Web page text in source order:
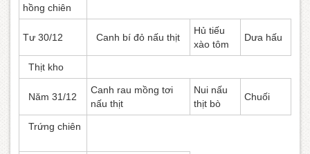
hồng chiên
Tư 30/12 Canh bí đỏ nấu thịt
Hủ tiếu
xào tôm
Dưa hấu
Thịt kho
Năm 31/12
Canh rau mồng tơi
nấu thịt
Nui nấu
thịt bò
Chuối
Trứng chiên